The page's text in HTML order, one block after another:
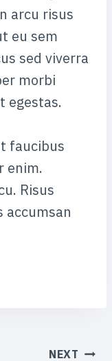
arcu risus
eu sem
sed viverra
morbi
egestas.
faucibus
enim.
Risus
accumsan
NEXT